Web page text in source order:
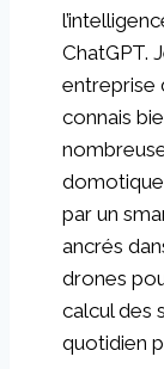
ChatGPT.
entreprise
connais
par un
ancrés
drones
calcul des
quotidien